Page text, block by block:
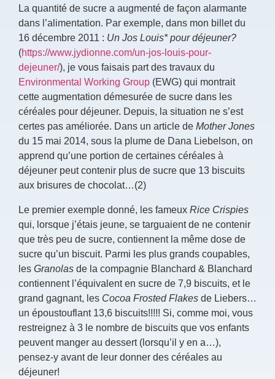
La quantité de sucre a augmenté de façon alarmante
dans l’alimentation. Par exemple, dans mon billet du
16 décembre 2011 : Un Jos Louis* pour déjeuner?
(https://www.jydionne.com/un-jos-louis-pour-
dejeuner/), je vous faisais part des travaux du
Environmental Working Group (EWG) qui montrait
cette augmentation démesurée de sucre dans les
céréales pour déjeuner. Depuis, la situation ne s’est
certes pas améliorée. Dans un article deMother Jones
du 15 mai 2014, sous la plume de Dana Liebelson, on
apprend qu’une portion de certaines céréales à
déjeuner peut contenir plus de sucre que 13 biscuits
aux brisures de chocolat…(2)
Le premier exemple donné, les fameuxRice Crispies
qui, lorsque j’étais jeune, se targuaient de ne contenir
que très peu de sucre, contiennent la même dose de
sucre qu’un biscuit. Parmi les plus grands coupables,
lesGranolasde la compagnie Blanchard & Blanchard
contiennent l’équivalent en sucre de 7,9 biscuits, et le
grand gagnant, les Cocoa Frosted Flakesde Liebers…
un époustouflant 13,6 biscuits!!!!! Si, comme moi, vous
restreignez à 3 le nombre de biscuits que vos enfants
peuvent manger au dessert (lorsqu’il y en a…),
pensez-y avant de leur donner des céréales au
déjeuner!